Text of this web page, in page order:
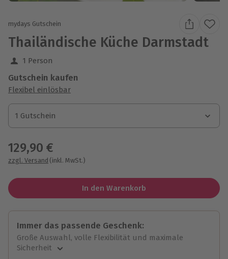
mydays Gutschein
Thailändische Küche Darmstadt
1 Person
Gutschein kaufen
Flexibel einlösbar
1 Gutschein
1 Gutschein
1 Gutschein
129,90 €
zzgl. Versand (inkl. MwSt.)
In den Warenkorb
Immer das passende Geschenk:
Große Auswahl, volle Flexibilität und maximale
Sicherheit